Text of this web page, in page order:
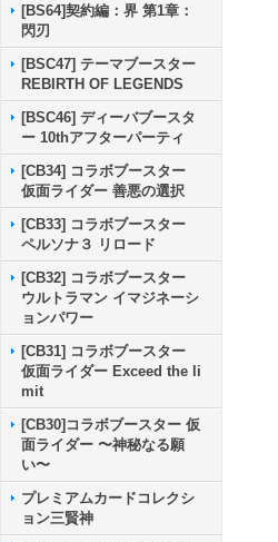
[BS64]契約編：界 第1章：
閃刃
[BSC47] テーマブースター
REBIRTH OF LEGENDS
[BSC46] ディーバブースタ
ー 10thアフターパーティ
[CB34] コラボブースター
仮面ライダー 善悪の選択
[CB33] コラボブースター
ペルソナ３ リロード
[CB32] コラボブースター
ウルトラマン イマジネーシ
ョンパワー
[CB31] コラボブースター
仮面ライダー Exceed the li
mit
[CB30]コラボブースター 仮
面ライダー 〜神秘なる願
い〜
プレミアムカードコレクシ
ョン三賢神